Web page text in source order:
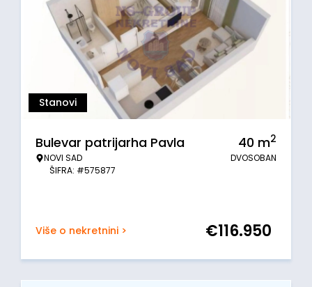
Stanovi
Bulevar patrijarha Pavla
NOVI SAD
ŠIFRA: #575877
40 m2
DVOSOBAN
Više o nekretnini > €116.950